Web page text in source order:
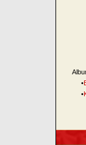
•
•